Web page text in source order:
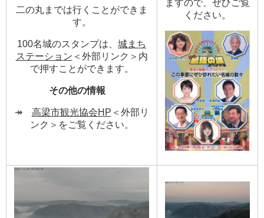
二の丸までは行くことができま
す。
100名城のスタンプは、 城まち
ステーション ＜外部リンク＞ 内
で押すことができます。
その他の情報
↠ 高梁市観光協会HP ＜外部リ
ンク＞ をご覧ください。
ますので、ぜひご覧
ください。